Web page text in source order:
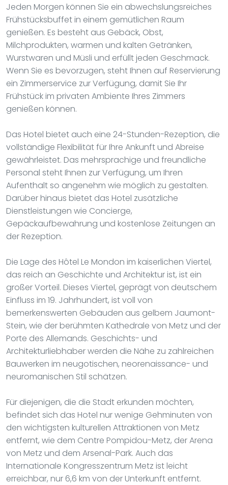
Jeden Morgen können Sie ein abwechslungsreiches
Frühstücksbuffet in einem gemütlichen Raum
genießen. Es besteht aus Gebäck, Obst,
Milchprodukten, warmen und kalten Getränken,
Wurstwaren und Müsli und erfüllt jeden Geschmack.
Wenn Sie es bevorzugen, steht Ihnen auf Reservierung
ein Zimmerservice zur Verfügung, damit Sie Ihr
Frühstück im privaten Ambiente Ihres Zimmers
genießen können.
Das Hotel bietet auch eine 24-Stunden-Rezeption, die
vollständige Flexibilität für Ihre Ankunft und Abreise
gewährleistet. Das mehrsprachige und freundliche
Personal steht Ihnen zur Verfügung, um Ihren
Aufenthalt so angenehm wie möglich zu gestalten.
Darüber hinaus bietet das Hotel zusätzliche
Dienstleistungen wie Concierge,
Gepäckaufbewahrung und kostenlose Zeitungen an
der Rezeption.
Die Lage des Hôtel Le Mondon im kaiserlichen Viertel,
das reich an Geschichte und Architektur ist, ist ein
großer Vorteil. Dieses Viertel, geprägt von deutschem
Einfluss im 19. Jahrhundert, ist voll von
bemerkenswerten Gebäuden aus gelbem Jaumont-
Stein, wie der berühmten Kathedrale von Metz und der
Porte des Allemands. Geschichts- und
Architekturliebhaber werden die Nähe zu zahlreichen
Bauwerken im neugotischen, neorenaissance- und
neuromanischen Stil schätzen.
Für diejenigen, die die Stadt erkunden möchten,
befindet sich das Hotel nur wenige Gehminuten von
den wichtigsten kulturellen Attraktionen von Metz
entfernt, wie dem Centre Pompidou-Metz, der Arena
von Metz und dem Arsenal-Park. Auch das
Internationale Kongresszentrum Metz ist leicht
erreichbar, nur 6,6 km von der Unterkunft entfernt.